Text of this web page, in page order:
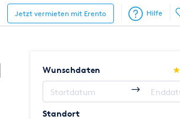
Jetzt vermieten mit Erento Hilfe
Wunschdaten (*)
★
★
(*)
(*)
(*)
(*)
Standort